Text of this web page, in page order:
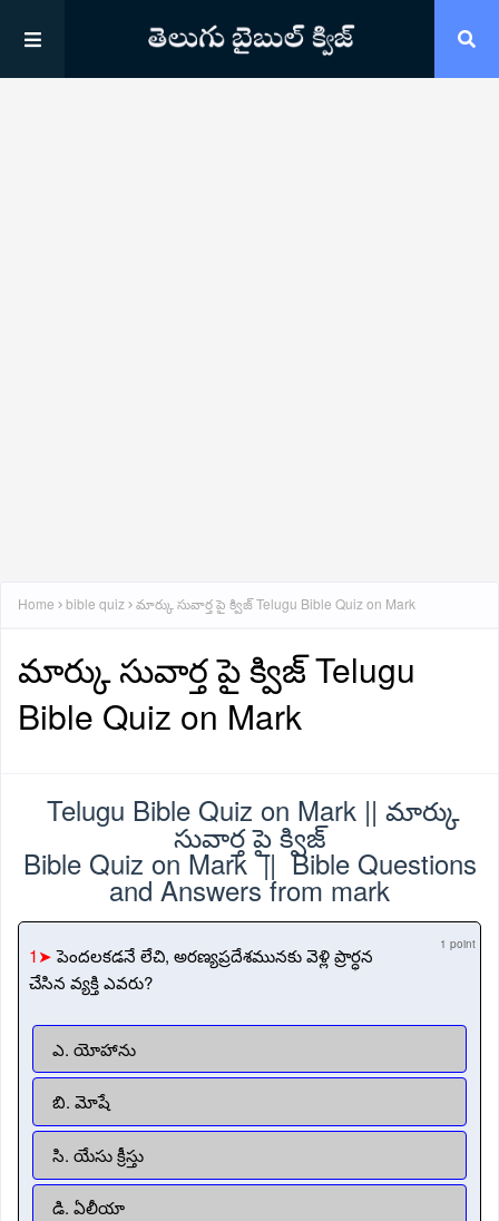
Home bible quiz మార్కు సువార్త పై క్విజ్ Telugu Bible Quiz on Mark
మార్కు సువార్త పై క్విజ్ Telugu
Bible Quiz on Mark
Telugu Bible Quiz on Mark || మార్కు
సువార్త పై క్విజ్
Bible Quiz on Mark || Bible Questions
and Answers from mark
1➤పెందలకడనే లేచి, అరణ్యప్రదేశమునకు వెళ్లి ప్రార్ధన
చేసిన వ్యక్తి ఎవరు?
1 point
ఎ. యోహాను
బి. మోషే
సి. యేసు క్రీస్తు
డి. ఏలీయా